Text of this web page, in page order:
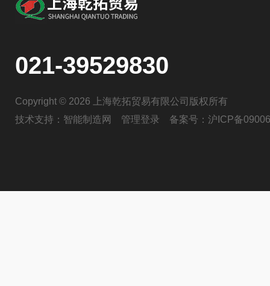
021-39529830
Copyright © 2026 上海乾拓贸易有限公司版权所有
技术支持： 智能制造网 管理登录 备案号： 沪ICP备